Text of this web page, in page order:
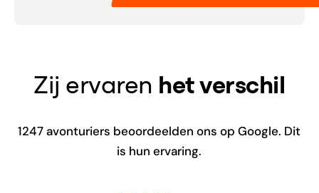
Zij ervaren het verschil
1247avonturiers beoordeelden ons op Google. Dit
is hun ervaring.